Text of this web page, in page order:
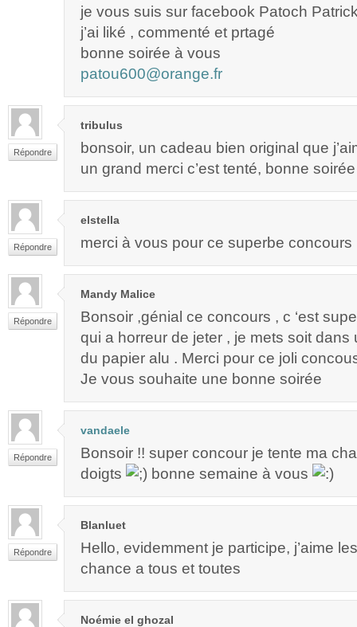
je vous suis sur facebook Patoch
j’ai liké , commenté et prtagé
bonne soirée à vous
patou600@orange.fr
Répondre
tribulus
bonsoir, un cadeau bien original que
un grand merci c’est tenté, bonne soirée
Répondre
elstella
merci à vous pour ce superbe concours
Répondre
Mandy Malice
Bonsoir ,génial ce concours , c ‘est
qui a horreur de jeter , je mets soit dans
du papier alu . Merci pour ce joli
Je vous souhaite une bonne soirée
Répondre
vandaele
Bonsoir !! super concour je tente ma
doigts
bonne semaine à vous
Répondre
Blanluet
Hello, evidemment je participe, j’aime
chance a tous et toutes
Noémie el ghozal